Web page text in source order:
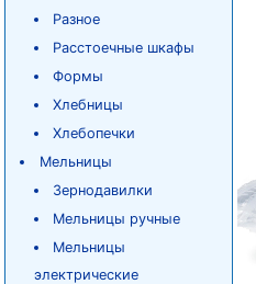
Разное
Расстоечные шкафы
Формы
Хлебницы
Хлебопечки
Мельницы
Зернодавилки
Мельницы ручные
Мельницы
электрические